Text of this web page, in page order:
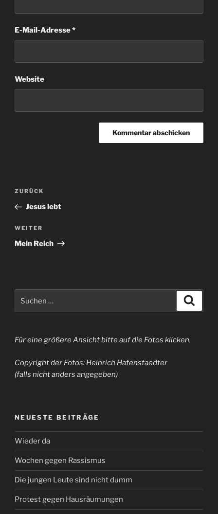
E-Mail-Adresse*
Website
Beitragsnavigation
Vorheriger
Beitrag
ZURÜCK
Jesus lebt
Nächster
Beitrag
WEITER
Mein Reich
nach:
Für eine größere Ansicht bitte auf die Fotos klicken.
Copyright der Fotos: Heinrich Hafenstaedter
(falls nicht anders angegeben)
NEUESTE BEITRÄGE
Wieder da
Wochen gegen Rassismus
Die jungen Leute sind nicht dumm
Protest gegen Hausräumungen